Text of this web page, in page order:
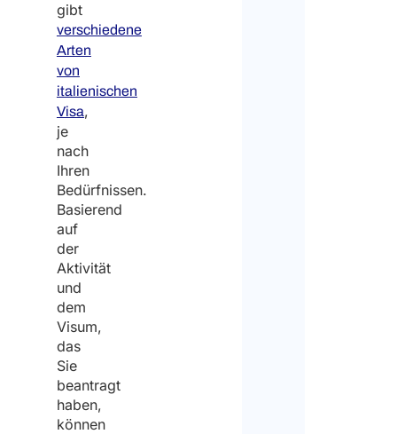
gibt
verschiedene
Arten
von
italienischen
Visa,
je
nach
Ihren
Bedürfnissen.
Basierend
auf
der
Aktivität
und
dem
Visum,
das
Sie
beantragt
haben,
können